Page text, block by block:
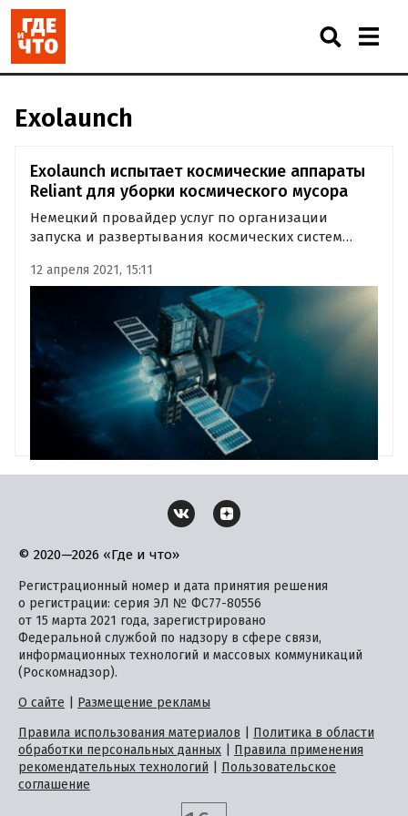
Exolaunch
Exolaunch испытает космические аппараты
Reliant для уборки космического мусора
Немецкий провайдер услуг по организации
запуска и развертывания космических систем
аппаратов Reliant. Как стало известно «Где и что»,
они предназначены для уборки космического
мусора, остающегося после работы…
12 апреля 2021, 15:11
© 2020—2026 «Где и что»
Регистрационный номер и дата принятия решения
о регистрации: серия ЭЛ № ФС77-80556
от 15 марта 2021 года, зарегистрировано
Федеральной службой по надзору в сфере связи,
информационных технологий и массовых коммуникаций
(Роскомнадзор).
О сайте
Размещение рекламы
Правила использования материалов
Политика в области
обработки персональных данных
Правила применения
рекомендательных технологий
Пользовательское
соглашение